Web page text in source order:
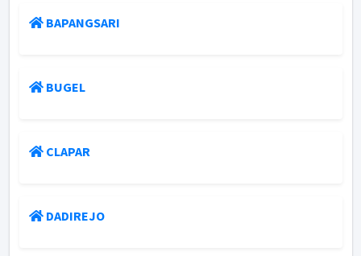
BAPANGSARI
BUGEL
CLAPAR
DADIREJO